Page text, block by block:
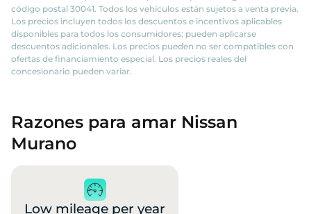
código postal 30041. Todos los vehículos están sujetos a venta previa.
Los precios incluyen todos los descuentos e incentivos aplicables
disponibles para todos los consumidores; pueden aplicarse
descuentos adicionales. Los precios pueden no ser compatibles con
ofertas de financiamiento especial. Los precios reales del
concesionario pueden variar.
Razones para amar Nissan
Murano
Low mileage per year